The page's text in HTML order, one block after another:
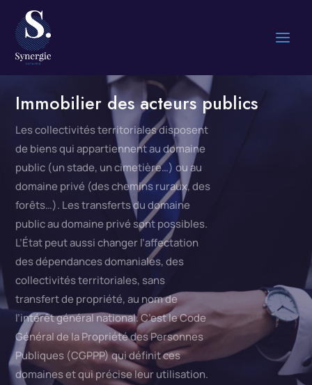
Immobilier des acteurs publics
Les collectivités territoriales disposent
de biens qui appartiennent au domaine
public (un stade, un cimetière…) ou au
domaine privé (des chemins ruraux, des
forêts…). Les transferts du domaine
public au domaine privé sont possibles.
L’État peut aussi changer l’affectation
des dépendances domaniales, des
collectivités territoriales, sans
transfert de propriété, au nom de
l’intérêt général national. C’est le Code
Général de la Propriété des Personnes
Publiques (CGPPP) qui définit ces
domaines et qui précise leur utilisation.